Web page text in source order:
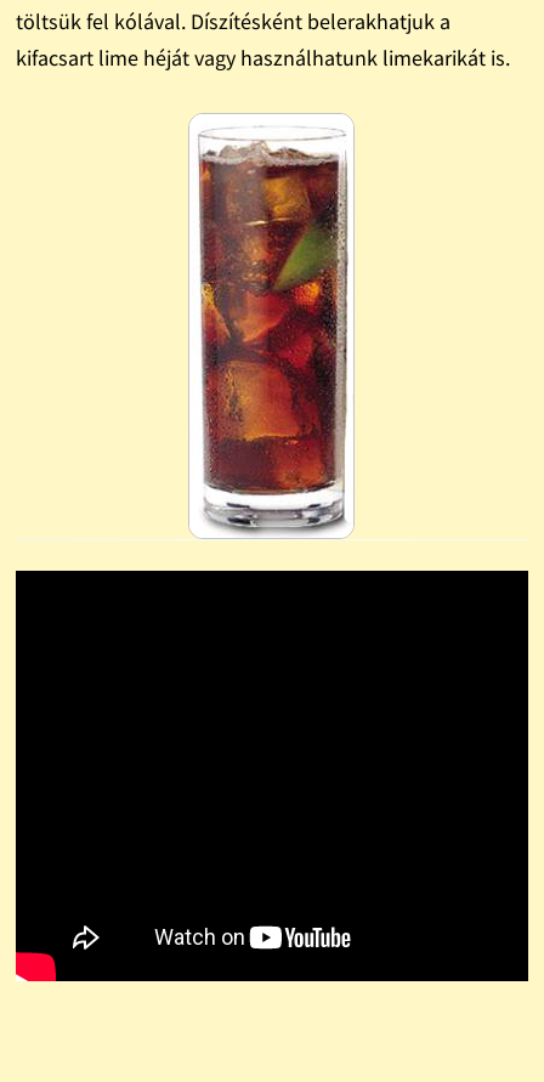
töltsük fel kólával. Díszítésként belerakhatjuk a
kifacsart lime héját vagy használhatunk limekarikát is.